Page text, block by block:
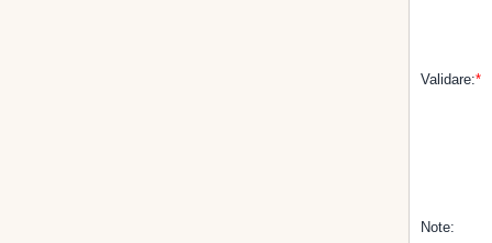
Validare:*
Note: